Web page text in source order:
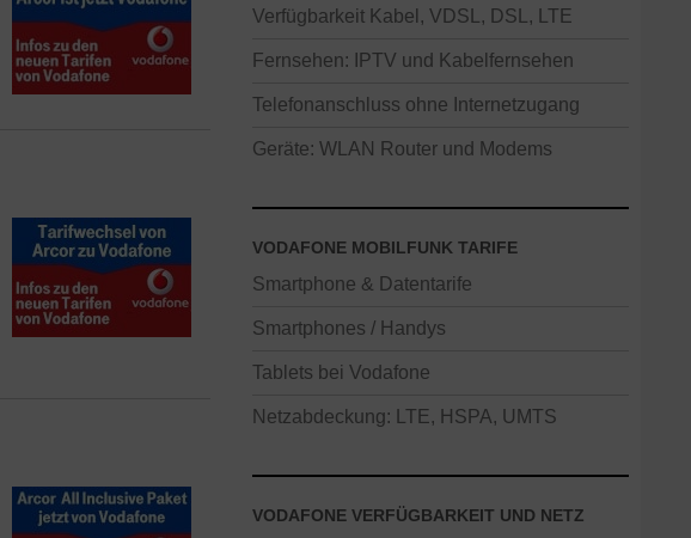
Verfügbarkeit Kabel, VDSL, DSL, LTE
Fernsehen: IPTV und Kabelfernsehen
Telefonanschluss ohne Internetzugang
Geräte: WLAN Router und Modems
VODAFONE MOBILFUNK TARIFE
Smartphone & Datentarife
Smartphones / Handys
Tablets bei Vodafone
Netzabdeckung: LTE, HSPA, UMTS
VODAFONE VERFÜGBARKEIT UND NETZ